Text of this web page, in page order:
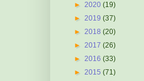
► 2020 (19)
► 2019 (37)
► 2018 (20)
► 2017 (26)
► 2016 (33)
► 2015 (71)